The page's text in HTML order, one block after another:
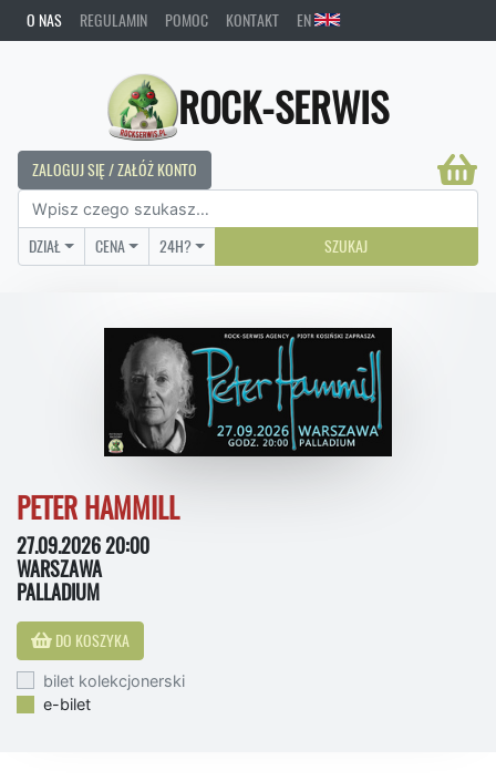
O NAS REGULAMIN POMOC KONTAKT EN
ROCK-SERWIS
ZALOGUJ SIĘ / ZAŁÓŻ KONTO
DZIAŁ CENA 24H? SZUKAJ
PETER HAMMILL
27.09.2026 20:00
WARSZAWA
PALLADIUM
DO KOSZYKA
bilet kolekcjonerski
e-bilet